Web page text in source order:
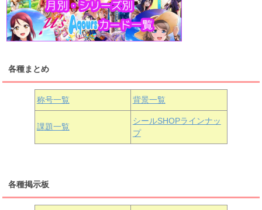
桜内梨子 高海千歌 渡辺曜
浦の星女学院1年生
津島善子 黒澤ルビィ
浦の星女学院3年生
黒澤ダイヤ
上原歩夢 宮下愛 優木せつ菜
虹ヶ咲学園1年生
中須かすみ 天王寺璃奈
各種まとめ
称号一覧 背景一覧
課題一覧
シールSHOPラインナッ
プ
各種掲示板